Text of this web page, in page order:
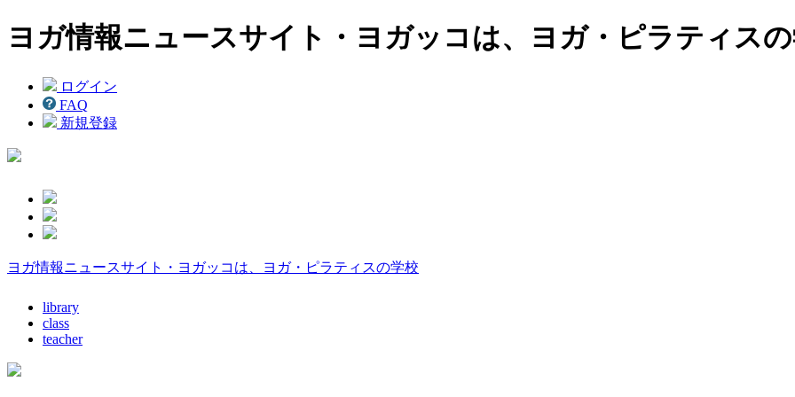
ヨガ情報ニュースサイト・ヨガッコは、ヨガ・ピラティス
ログイン
FAQ
新規登録
ヨガ情報ニュースサイト・ヨガッコは、ヨガ・ピラティスの学校
library
class
teacher